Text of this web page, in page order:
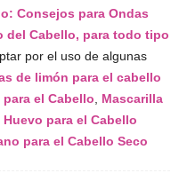
Consejos para Ondas
del Cabello, para todo tipo
por el uso de algunas
de limón para el cabello
el Cabello
Mascarilla
para el Cabello
para el Cabello Seco